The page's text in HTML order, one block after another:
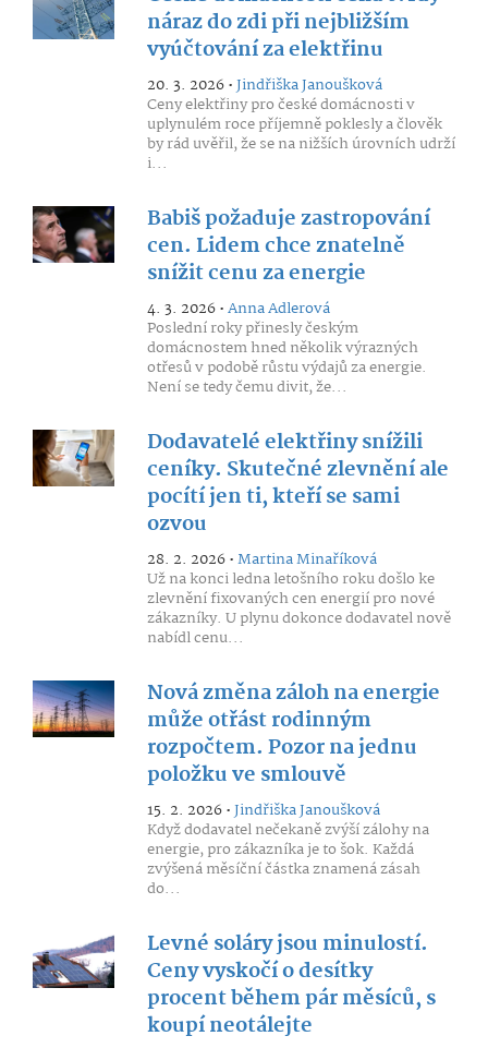
náraz do zdi při nejbližším
vyúčtování za elektřinu
20. 3. 2026 •Jindřiška Janoušková
Ceny elektřiny pro české domácnosti v
uplynulém roce příjemně poklesly a člověk
by rád uvěřil, že se na nižších úrovních udrží
i...
Babiš požaduje zastropování
cen. Lidem chce znatelně
snížit cenu za energie
4. 3. 2026 •Anna Adlerová
Poslední roky přinesly českým
domácnostem hned několik výrazných
otřesů v podobě růstu výdajů za energie.
Není se tedy čemu divit, že...
Dodavatelé elektřiny snížili
ceníky. Skutečné zlevnění ale
pocítí jen ti, kteří se sami
ozvou
28. 2. 2026 •Martina Minaříková
Už na konci ledna letošního roku došlo ke
zlevnění fixovaných cen energií pro nové
zákazníky. U plynu dokonce dodavatel nově
nabídl cenu...
Nová změna záloh na energie
může otřást rodinným
rozpočtem. Pozor na jednu
položku ve smlouvě
15. 2. 2026 •Jindřiška Janoušková
Když dodavatel nečekaně zvýší zálohy na
energie, pro zákazníka je to šok. Každá
zvýšená měsíční částka znamená zásah
do...
Levné soláry jsou minulostí.
Ceny vyskočí o desítky
procent během pár měsíců, s
koupí neotálejte